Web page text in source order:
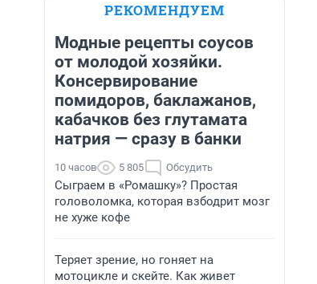
РЕКОМЕНДУЕМ
Модные рецепты соусов
от молодой хозяйки.
Консервирование
помидоров, баклажанов,
кабачков без глутамата
натрия — сразу в банки
10 часов 5 805 Обсудить
Сыграем в «Ромашку»? Простая
головоломка, которая взбодрит мозг
не хуже кофе
Теряет зрение, но гоняет на
мотоцикле и скейте. Как живет